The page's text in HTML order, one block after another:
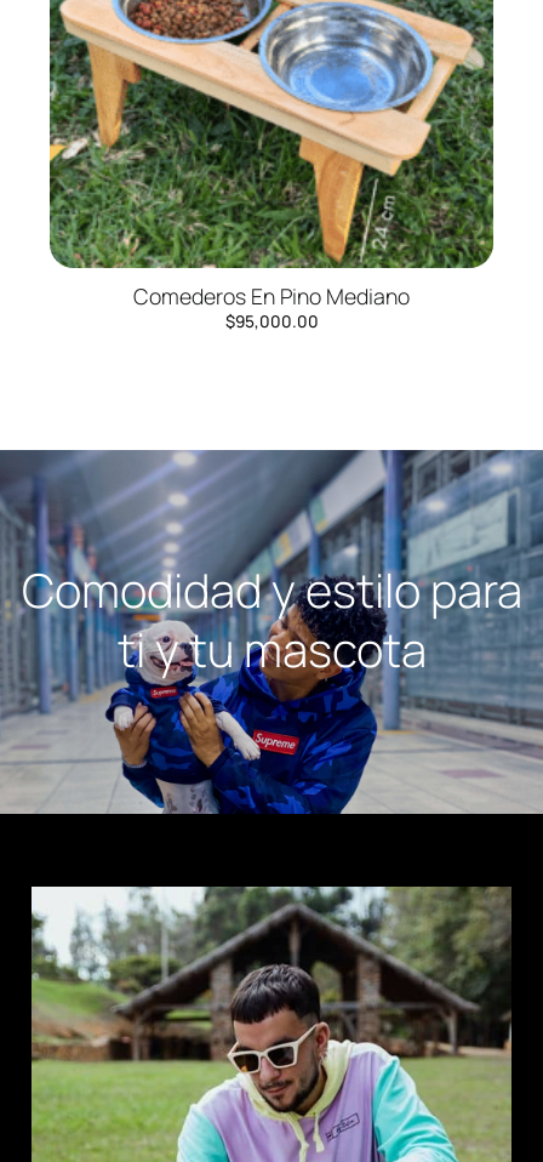
Comederos En Pino Mediano
$95,000.00
Comodidad y estilo para
ti y tu mascota